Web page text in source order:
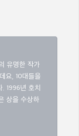
유명한 작가
요, 10대들을
. 1996년 호치
상을 수상하